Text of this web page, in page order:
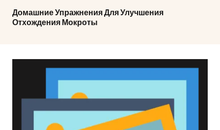
Домашние Упражнения Для Улучшения
Отхождения Мокроты